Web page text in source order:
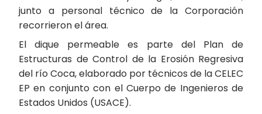
junto a personal técnico de la Corporación
recorrieron el área.
El dique permeable es parte del Plan de
Estructuras de Control de la Erosión Regresiva
del río Coca, elaborado por técnicos de la CELEC
EP en conjunto con el Cuerpo de Ingenieros de
Estados Unidos (USACE).